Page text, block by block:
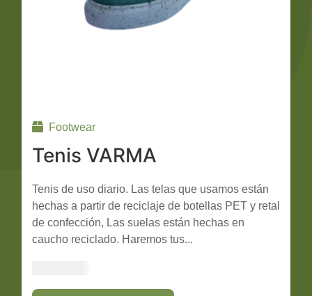
Footwear
Tenis VARMA
Tenis de uso diario. Las telas que usamos están
hechas a partir de reciclaje de botellas PET y retal
de confección, Las suelas están hechas en
caucho reciclado. Haremos tus...
elegir